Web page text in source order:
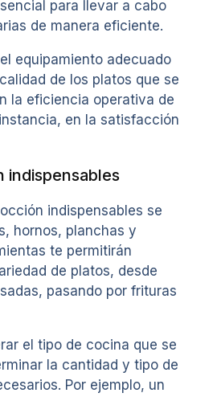
para llevar a cabo
de manera eficiente.
equipamiento adecuado
de los platos que se
la eficiencia operativa de
en la satisfacción
indispensables
indispensables se
hornos, planchas y
te permitirán
de platos, desde
pasando por frituras
el tipo de cocina que se
la cantidad y tipo de
Por ejemplo, un